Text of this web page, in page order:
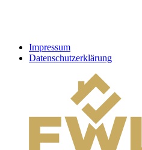
Impressum
Datenschutzerklärung